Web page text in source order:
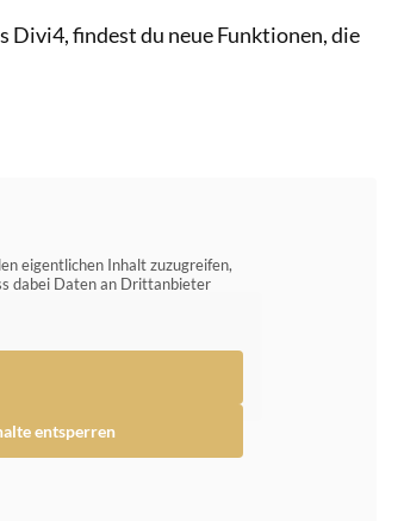
Divi4, findest du neue Funktionen, die
eigentlichen Inhalt zuzugreifen,
dabei Daten an Drittanbieter
entsperren